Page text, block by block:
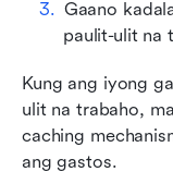
Gaano
paulit-ulit na
Kung ang iyong
ulit na trabaho,
caching
ang gastos.